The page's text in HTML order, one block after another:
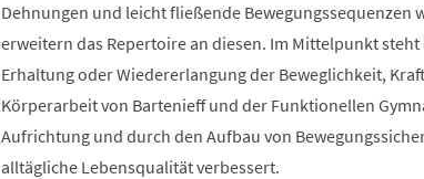
Dehnungen und leicht fließende Bewegungssequenzen
erweitern das Repertoire an diesen. Im Mittelpunkt
Erhaltung oder Wiedererlangung der Beweglichkeit,
Körperarbeit von Bartenieff und der Funktionellen
Aufrichtung und durch den Aufbau von
alltägliche Lebensqualität verbessert.